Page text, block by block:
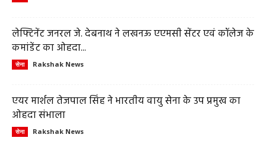
लेफ्टिनेंट जनरल जे. देबनाथ ने लखनऊ एएमसी सेंटर एवं कॉलेज के
कमांडेंट का ओहदा...
सेना Rakshak News
एयर मार्शल तेजपाल सिंह ने भारतीय वायु सेना के उप प्रमुख का
ओहदा संभाला
सेना Rakshak News